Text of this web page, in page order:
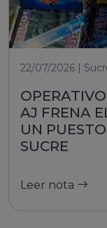
22/07/2026 |
AJ FRENA
UN
SUCRE
Leer nota